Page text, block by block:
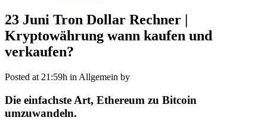
23 Juni Tron Dollar Rechner |
Kryptowährung wann kaufen und
verkaufen?
Posted at 21:59h in Allgemein by
Die einfachste Art, Ethereum zu Bitcoin
umzuwandeln.